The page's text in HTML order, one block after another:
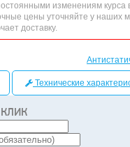
изменениям курса
цены уточняйте у наших
доставку.
Технические